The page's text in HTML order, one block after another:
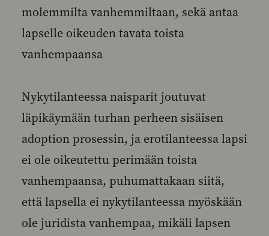
molemmilta vanhemmiltaan, sekä antaa
lapselle oikeuden tavata toista
vanhempaansa
Nykytilanteessa naisparit joutuvat
läpikäymään turhan perheen sisäisen
adoption prosessin, ja erotilanteessa lapsi
ei ole oikeutettu perimään toista
vanhempaansa, puhumattakaan siitä,
että lapsella ei nykytilanteessa myöskään
ole juridista vanhempaa, mikäli lapsen